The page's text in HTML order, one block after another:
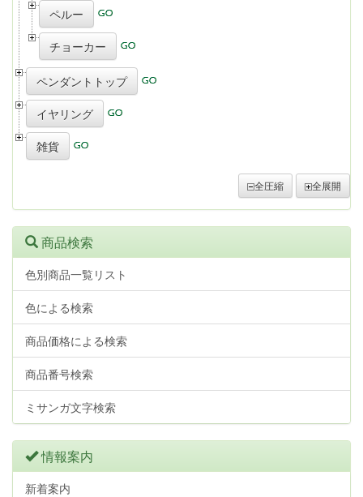
ペルー
チョーカー
ペンダントトップ
イヤリング
雑貨
全圧縮 全展開
商品検索
色別商品一覧リスト
色による検索
商品価格による検索
商品番号検索
ミサンガ文字検索
情報案内
新着案内